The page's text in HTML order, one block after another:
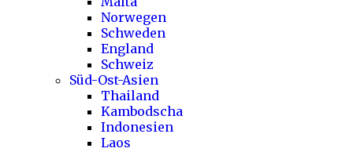
Norwegen
Schweden
England
Schweiz
Süd-Ost-Asien
Thailand
Kambodscha
Indonesien
Laos